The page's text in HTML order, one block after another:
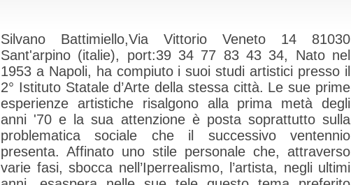
Silvano Battimiello,Via Vittorio Veneto 14 81030
Sant'arpino (italie), port:39 34 77 83 43 34, Nato nel
1953 a Napoli, ha compiuto i suoi studi artistici presso il
2° Istituto Statale d’Arte della stessa città. Le sue prime
esperienze artistiche risalgono alla prima metà degli
anni '70 e la sua attenzione è posta soprattutto sulla
problematica sociale che il successivo ventennio
presenta. Affinato uno stile personale che, attraverso
varie fasi, sbocca nell’Iperrealismo, l’artista, negli ultimi